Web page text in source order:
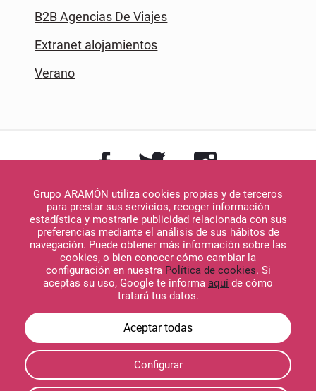
Grupo ARAMÓN utiliza cookies propias y de terceros
para prestar sus servicios, recoger información
estadística y mostrarle publicidad relacionada con sus
preferencias mediante el análisis de sus hábitos de
navegación. Puede obtener más información sobre las
cookies, o bien conocer cómo cambiar la
configuración en nuestra Política de cookies. Si
aceptas su uso, Google te informa aquí de cómo
tratará tus datos.
Configurar
B2B Agencias De Viajes
Extranet alojamientos
Verano
Descargar en
App Store
Descargar en
Google Play